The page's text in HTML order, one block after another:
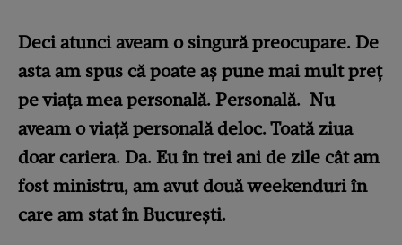
Deci atunci aveam o singură preocupare. De
asta am spus că poate aș pune mai mult preț
pe viața mea personală. Personală. Nu
aveam o viață personală deloc. Toată ziua
doar cariera. Da. Eu în trei ani de zile cât am
fost ministru, am avut două weekenduri în
care am stat în București.